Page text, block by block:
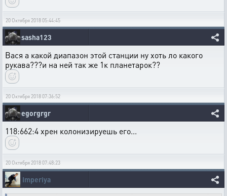
20 Октября 2018 05:44:45
sasha123
Вася а какой диапазон этой станции ну хоть ло какого
рукава???и на ней так же 1к планетарок??
20 Октября 2018 07:36:52
egorgrgr
118:662:4 хрен колонизируешь его...
20 Октября 2018 07:48:23
Imperiya